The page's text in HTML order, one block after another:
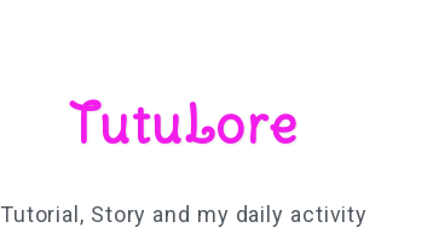
TutuLore
Tutorial, Story and my daily activity